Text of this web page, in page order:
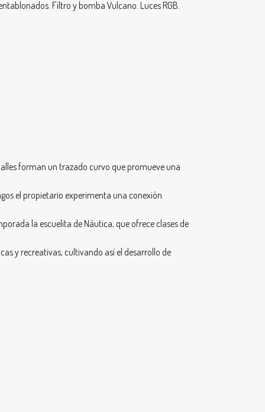
Filtro y bomba Vulcano. Luces RGB.
forman un trazado curvo que promueve una
el propietario experimenta una conexión
la escuelita de Náutica, que ofrece clases de
y recreativas, cultivando así el desarrollo de